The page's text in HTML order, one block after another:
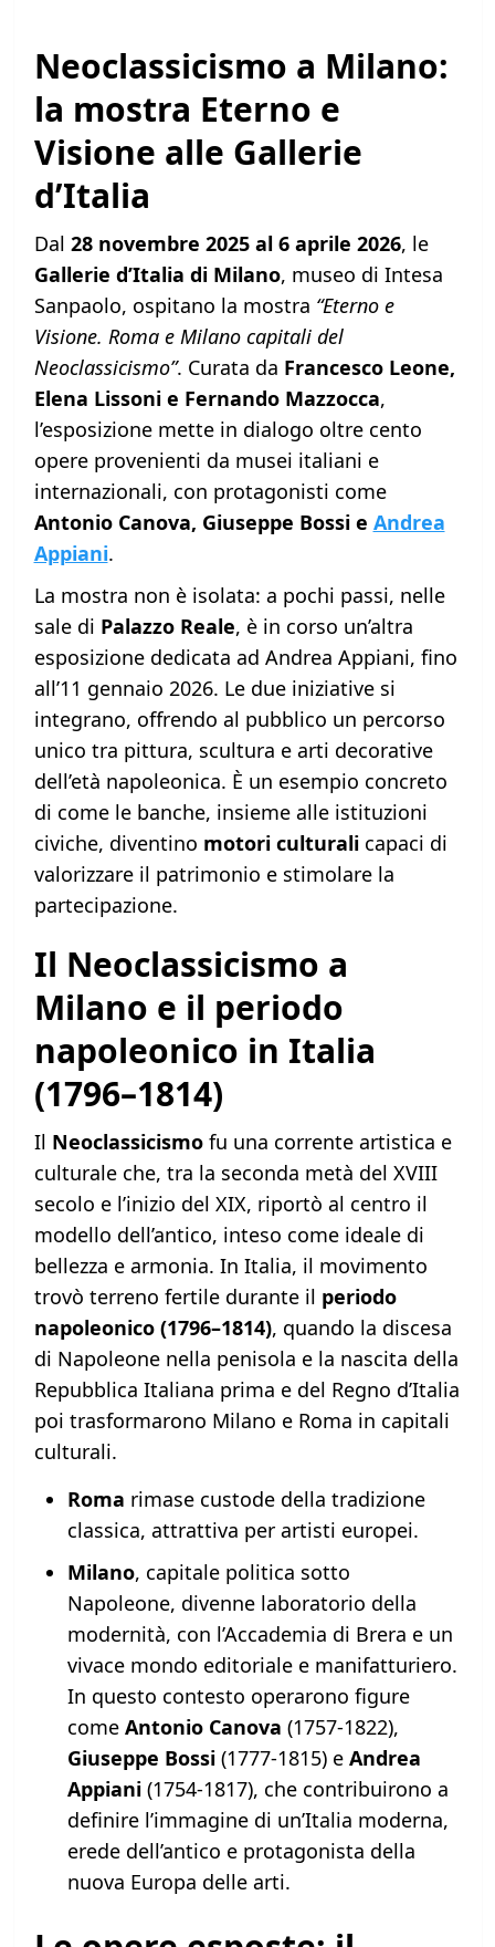
Neoclassicismo a Milano:
la mostra Eterno e
Visione alle Gallerie
d’Italia
Dal 28 novembre 2025 al 6 aprile 2026, le
Gallerie d’Italia di Milano, museo di Intesa
Sanpaolo, ospitano la mostra “Eterno e
Visione. Roma e Milano capitali del
Neoclassicismo”. Curata da Francesco Leone,
Elena Lissoni e Fernando Mazzocca,
l’esposizione mette in dialogo oltre cento
opere provenienti da musei italiani e
internazionali, con protagonisti come
Antonio Canova, Giuseppe Bossi e Andrea
Appiani.
La mostra non è isolata: a pochi passi, nelle
sale di Palazzo Reale, è in corso un’altra
esposizione dedicata ad Andrea Appiani, fino
all’11 gennaio 2026. Le due iniziative si
integrano, offrendo al pubblico un percorso
unico tra pittura, scultura e arti decorative
dell’età napoleonica. È un esempio concreto
di come le banche, insieme alle istituzioni
civiche, diventino motori culturalicapaci di
valorizzare il patrimonio e stimolare la
partecipazione.
Il Neoclassicismo a
Milano e il periodo
napoleonico in Italia
(1796–1814)
Il Neoclassicismofu una corrente artistica e
culturale che, tra la seconda metà del XVIII
secolo e l’inizio del XIX, riportò al centro il
modello dell’antico, inteso come ideale di
bellezza e armonia. In Italia, il movimento
trovò terreno fertile durante il periodo
napoleonico (1796–1814), quando la discesa
di Napoleone nella penisola e la nascita della
Repubblica Italiana prima e del Regno d’Italia
poi trasformarono Milano e Roma in capitali
culturali.
Roma rimase custode della tradizione
classica, attrattiva per artisti europei.
Milano, capitale politica sotto
Napoleone, divenne laboratorio della
modernità, con l’Accademia di Brera e un
vivace mondo editoriale e manifatturiero.
In questo contesto operarono figure
come Antonio Canova (1757-1822),
Giuseppe Bossi (1777-1815) eAndrea
Appiani(1754-1817), che contribuirono a
definire l’immagine di un’Italia moderna,
erede dell’antico e protagonista della
nuova Europa delle arti.